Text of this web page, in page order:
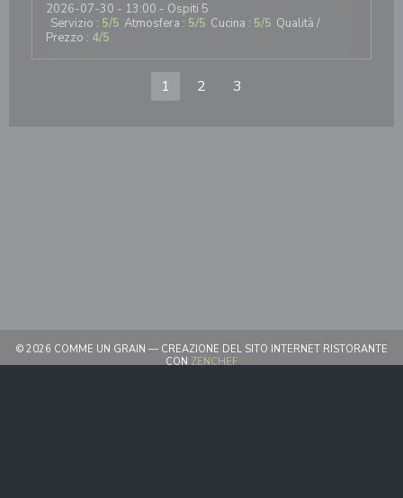
2026-07-30 - 13:00 - Ospiti 5
Servizio : 5/5 Atmosfera : 5/5 Cucina : 5/5 Qualità /
Prezzo : 4/5
1 2 3
© 2026 COMME UN GRAIN — CREAZIONE DEL SITO INTERNET RISTORANTE
CONZENCHEF((APRE UNA NUOVA FINESTRA))